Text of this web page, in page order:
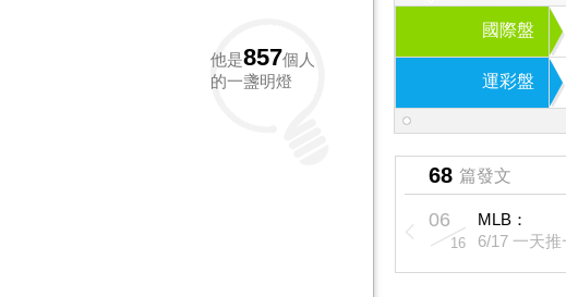
他是857個人
的一盞明燈
國際盤
運彩盤
68 篇發文
06
16
MLB：